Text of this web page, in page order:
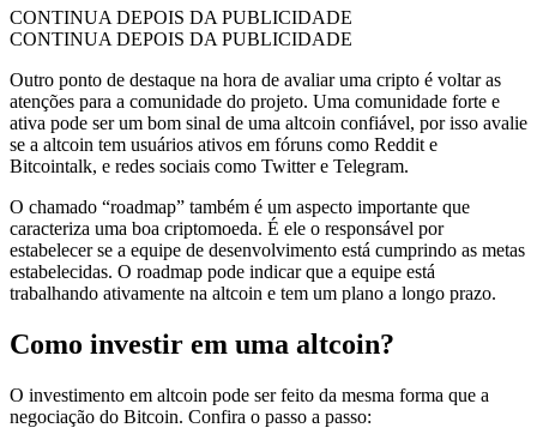
CONTINUA DEPOIS DA PUBLICIDADE
CONTINUA DEPOIS DA PUBLICIDADE
Outro ponto de destaque na hora de avaliar uma cripto é voltar as
atenções para a comunidade do projeto. Uma comunidade forte e
ativa pode ser um bom sinal de uma altcoin confiável, por isso avalie
se a altcoin tem usuários ativos em fóruns como Reddit e
Bitcointalk, e redes sociais como Twitter e Telegram.
O chamado “roadmap” também é um aspecto importante que
caracteriza uma boa criptomoeda. É ele o responsável por
estabelecer se a equipe de desenvolvimento está cumprindo as metas
estabelecidas. O roadmap pode indicar que a equipe está
trabalhando ativamente na altcoin e tem um plano a longo prazo.
Como investir em uma altcoin?
O investimento em altcoin pode ser feito da mesma forma que a
negociação do Bitcoin. Confira o passo a passo: